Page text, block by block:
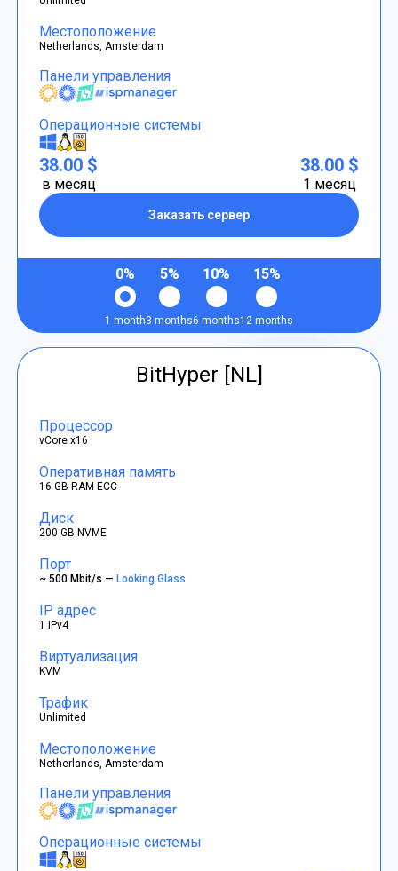
Местоположение
Netherlands, Amsterdam
Панели управления
Операционные системы
38.00 $
в месяц
Заказать сервер
38.00 $
1 месяц
0%
1 month
5%
3 months
10%
6 months
15%
12 months
BitHyper [NL]
Процессор
vCore x16
Оперативная память
16 GB RAM ECC
Диск
200 GB NVME
Порт
~ 500 Mbit/s —Looking Glass
IP адрес
1 IPv4
Виртуализация
KVM
Трафик
Unlimited
Местоположение
Netherlands, Amsterdam
Панели управления
Операционные системы